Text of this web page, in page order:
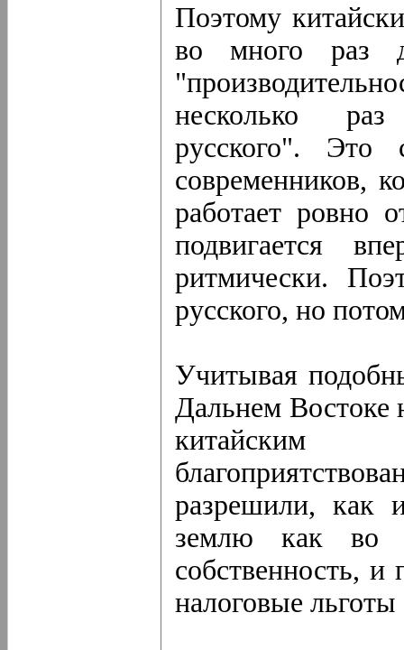
Поэтому
во много раз
несколько раз
русского".
современников,
работает ровно
подвигается
ритмически.
русского, но
Учитывая
Дальнем Востоке
китайским
разрешили, как
землю как во
собственность,
налоговые